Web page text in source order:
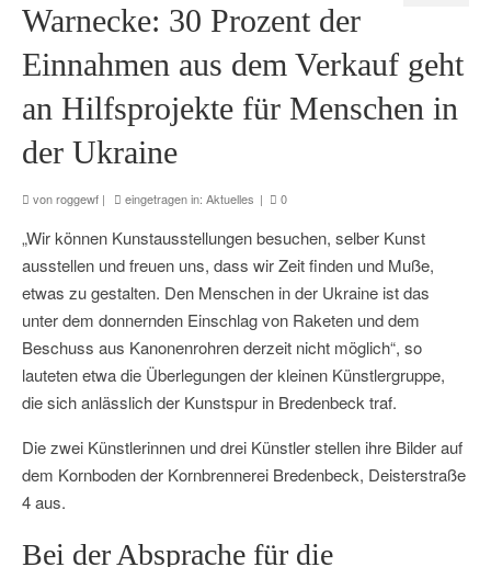
Warnecke: 30 Prozent der
Einnahmen aus dem Verkauf geht
an Hilfsprojekte für Menschen in
der Ukraine
vonroggewf | eingetragen in: Aktuelles | 0
„Wir können Kunstausstellungen besuchen, selber Kunst
ausstellen und freuen uns, dass wir Zeit finden und Muße,
etwas zu gestalten. Den Menschen in der Ukraine ist das
unter dem donnernden Einschlag von Raketen und dem
Beschuss aus Kanonenrohren derzeit nicht möglich“, so
lauteten etwa die Überlegungen der kleinen Künstlergruppe,
die sich anlässlich der Kunstspur in Bredenbeck traf.
Die zwei Künstlerinnen und drei Künstler stellen ihre Bilder auf
dem Kornboden der Kornbrennerei Bredenbeck, Deisterstraße
4 aus.
Bei der Absprache für die